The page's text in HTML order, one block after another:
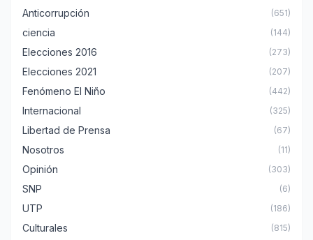
Anticorrupción (651)
ciencia (144)
Elecciones 2016 (273)
Elecciones 2021 (207)
Fenómeno El Niño (442)
Internacional (325)
Libertad de Prensa (67)
Nosotros (11)
Opinión (303)
SNP (6)
UTP (186)
Culturales (815)